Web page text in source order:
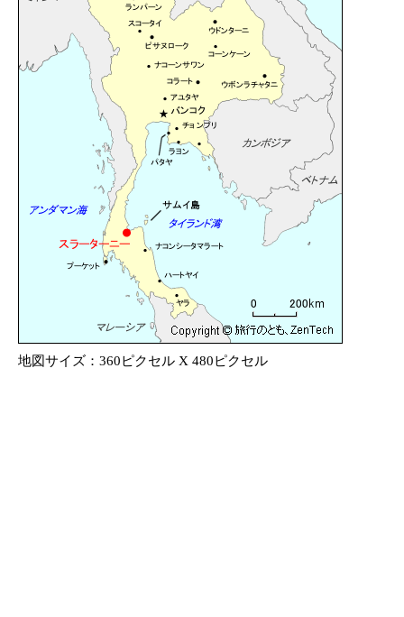
地図サイズ：360ピクセル X 480ピクセル